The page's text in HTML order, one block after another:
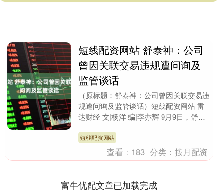
短线配资网站 舒泰神：公司
曾因关联交易违规遭问询及
监管谈话
（原标题：舒泰神：公司曾因关联交易违
规遭问询及监管谈话）短线配资网站 雷
达财经 文|杨洋 编|李亦辉 9月9日，舒泰
公司....
短线配资网站
查看： 183 分类：按月配资
富牛优配文章已加载完成